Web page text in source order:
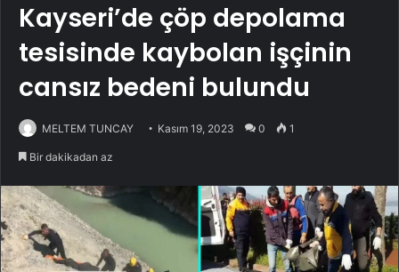
Kayseri’de çöp depolama
tesisinde kaybolan işçinin
cansız bedeni bulundu
MELTEM TUNCAY Kasım 19, 2023 0 1
Bir dakikadan az